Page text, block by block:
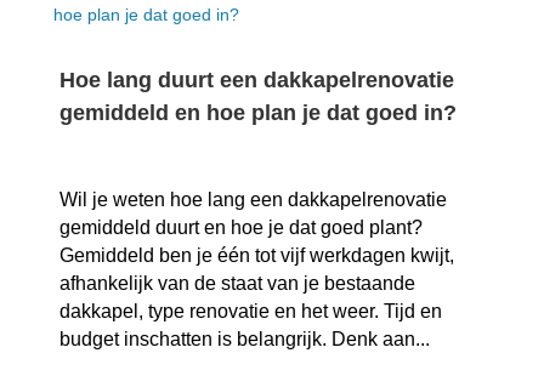
Hoe lang duurt een dakkapelrenovatie
gemiddeld en hoe plan je dat goed in?
Wil je weten hoe lang een dakkapelrenovatie
gemiddeld duurt en hoe je dat goed plant?
Gemiddeld ben je één tot vijf werkdagen kwijt,
afhankelijk van de staat van je bestaande
dakkapel, type renovatie en het weer.​ Tijd en
budget inschatten is belangrijk.​ Denk aan...